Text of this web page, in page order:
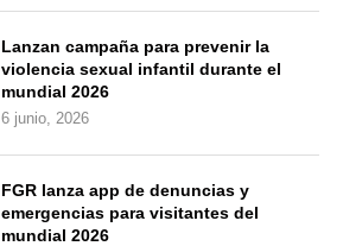
Lanzan campaña para prevenir la
violencia sexual infantil durante el
mundial 2026
6 junio, 2026
FGR lanza app de denuncias y
emergencias para visitantes del
mundial 2026